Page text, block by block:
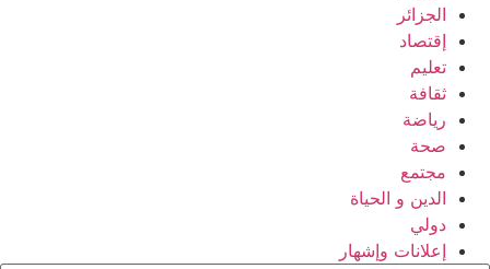
الجزائر
إقتصاد
تعليم
ثقافة
رياضة
صحة
مجتمع
الدين و الحياة
دولي
إعلانات وإشهار